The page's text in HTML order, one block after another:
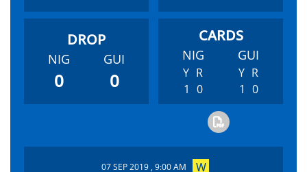
NIG GUI
0 0
NIG GUI
Y R
1 0
Y R
1 0
07 SEP 2019 , 9:00 AM